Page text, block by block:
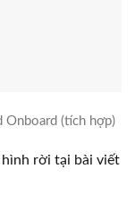
Onboard (tích hợp)
rời tại bài viết